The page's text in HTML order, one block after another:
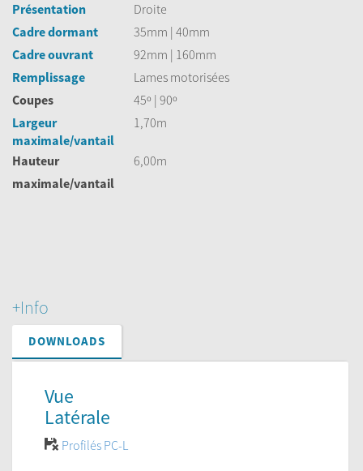
Présentation
Droite
Cadre dormant
35mm | 40mm
Cadre ouvrant
92mm | 160mm
Remplissage
Lames motorisées
Coupes
45º | 90º
Largeur
maximale/vantail
1,70m
Hauteur
maximale/vantail
6,00m
+Info
DOWNLOADS
Vue
Latérale
Profilés PC-L